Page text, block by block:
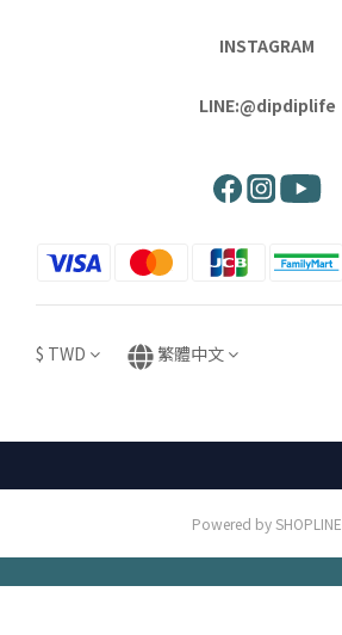
INSTAGRAM
LINE:@dipdiplife
$ TWD 繁體中文
Powered by SHOPLINE